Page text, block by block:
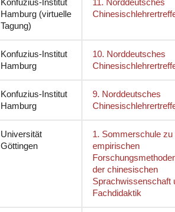
Hamburg (virtuelle
Tagung)
Konfuzius-Institut
Hamburg
10. Norddeutsches
Konfuzius-Institut
Hamburg
9. Norddeutsches
Universität
Göttingen
1. Sommerschule zu
empirischen
der chinesischen
Sprachwissenschaft
Fachdidaktik